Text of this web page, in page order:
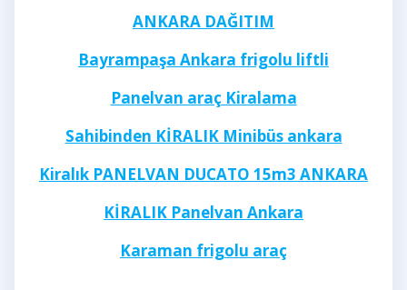
ANKARA DAĞITIM
Bayrampaşa Ankara frigolu liftli
Panelvan araç Kiralama
Sahibinden KİRALIK Minibüs ankara
Kiralık PANELVAN DUCATO 15m3 ANKARA
KİRALIK Panelvan Ankara
Karaman frigolu araç